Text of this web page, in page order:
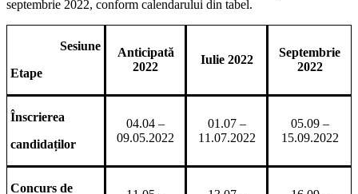
septembrie 2022, conform calendarului din tabel.
Sesiune
Etape
Anticipată
2022
Iulie 2022
Septembrie
2022
Înscrierea
candidaților
04.04 –
09.05.2022
01.07 –
11.07.2022
05.09 –
15.09.2022
Concurs de